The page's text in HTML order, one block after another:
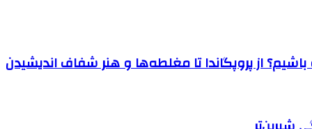
از پروپگاندا تا مغلطه‌ها و هنر شفاف اندیشیدن